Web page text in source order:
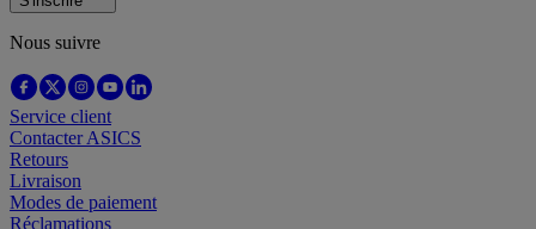
Nous suivre
Service client
Contacter ASICS
Retours
Livraison
Modes de paiement
Réclamations